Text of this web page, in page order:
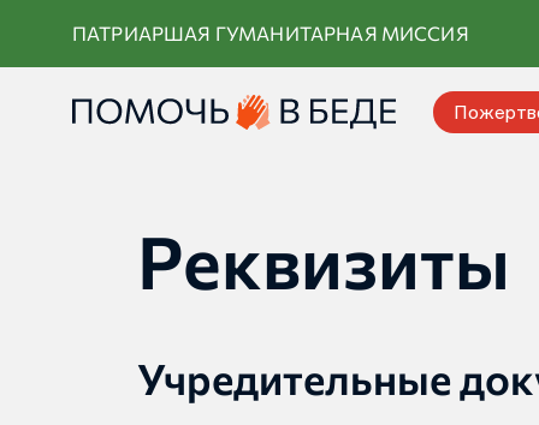
ПАТРИАРШАЯ ГУМАНИТАРНАЯ МИССИЯ
Реквизиты
Учредительные